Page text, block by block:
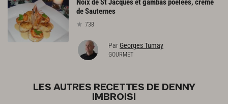
Noix de St Jacques et gambas poêlées, crème
de Sauternes
738
ParGeorges Tumay
GOURMET
LES AUTRES RECETTES DE DENNY
IMBROISI